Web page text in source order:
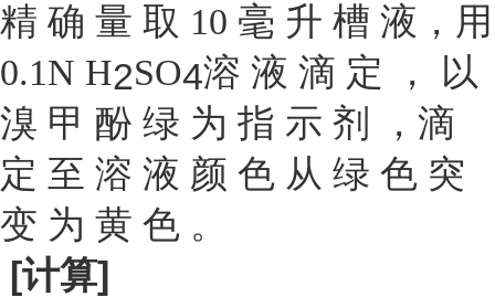
精 确 量 取 10 毫 升 槽 液，用
0.1N H2SO4溶 液 滴 定 ， 以
溴 甲 酚 绿 为 指 示 剂 ，滴
定 至 溶 液 颜 色 从 绿 色 突
变 为 黄 色 。
[计算]